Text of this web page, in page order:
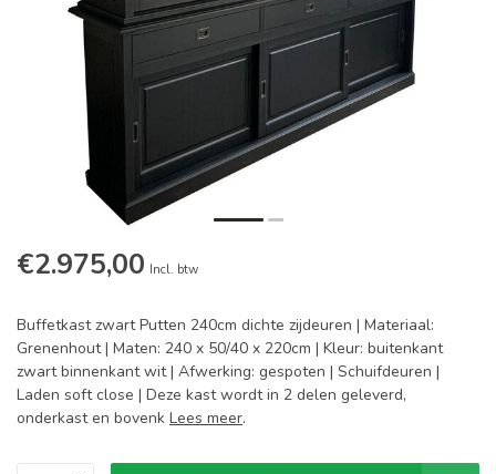
€2.975,00 Incl. btw
Buffetkast zwart Putten 240cm dichte zijdeuren | Materiaal:
Grenenhout | Maten: 240 x 50/40 x 220cm | Kleur: buitenkant
zwart binnenkant wit | Afwerking: gespoten | Schuifdeuren |
Laden soft close | Deze kast wordt in 2 delen geleverd,
onderkast en bovenk Lees meer.